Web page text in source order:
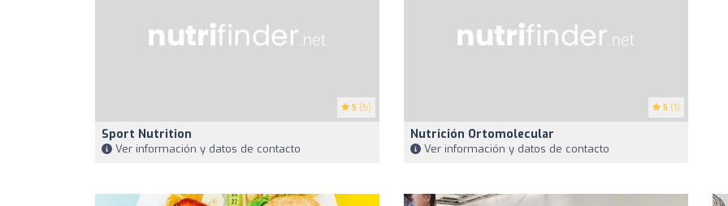
5 (5)
Sport Nutrition
Ver información y datos de contacto
5 (1)
Nutrición Ortomolecular
Ver información y datos de contacto